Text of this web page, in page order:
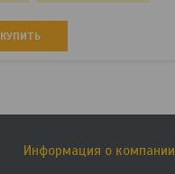
КУПИТЬ
Информация о компании